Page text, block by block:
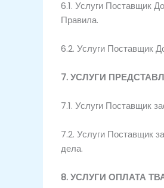
6.1. Услуги Поставщик
Правила.
6.2. Услуги Поставщик
7.УСЛУГИ
7.1. Услуги Поставщик
7.2. Услуги Поставщик
дела.
8.УСЛУГИ ОПЛАТА